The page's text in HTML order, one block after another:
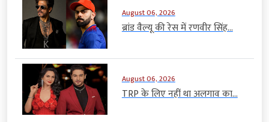
August 06, 2026
ब्रांड वैल्यू की रेस में रणवीर सिंह...
August 06, 2026
TRP के लिए नहीं था अलगाव का...